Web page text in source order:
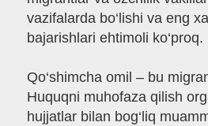
vazifalarda bo‘lishi va eng
bajarishlari ehtimoli ko‘proq.
Qo‘shimcha omil – bu
Huquqni muhofaza qilish
hujjatlar bilan bog‘liq